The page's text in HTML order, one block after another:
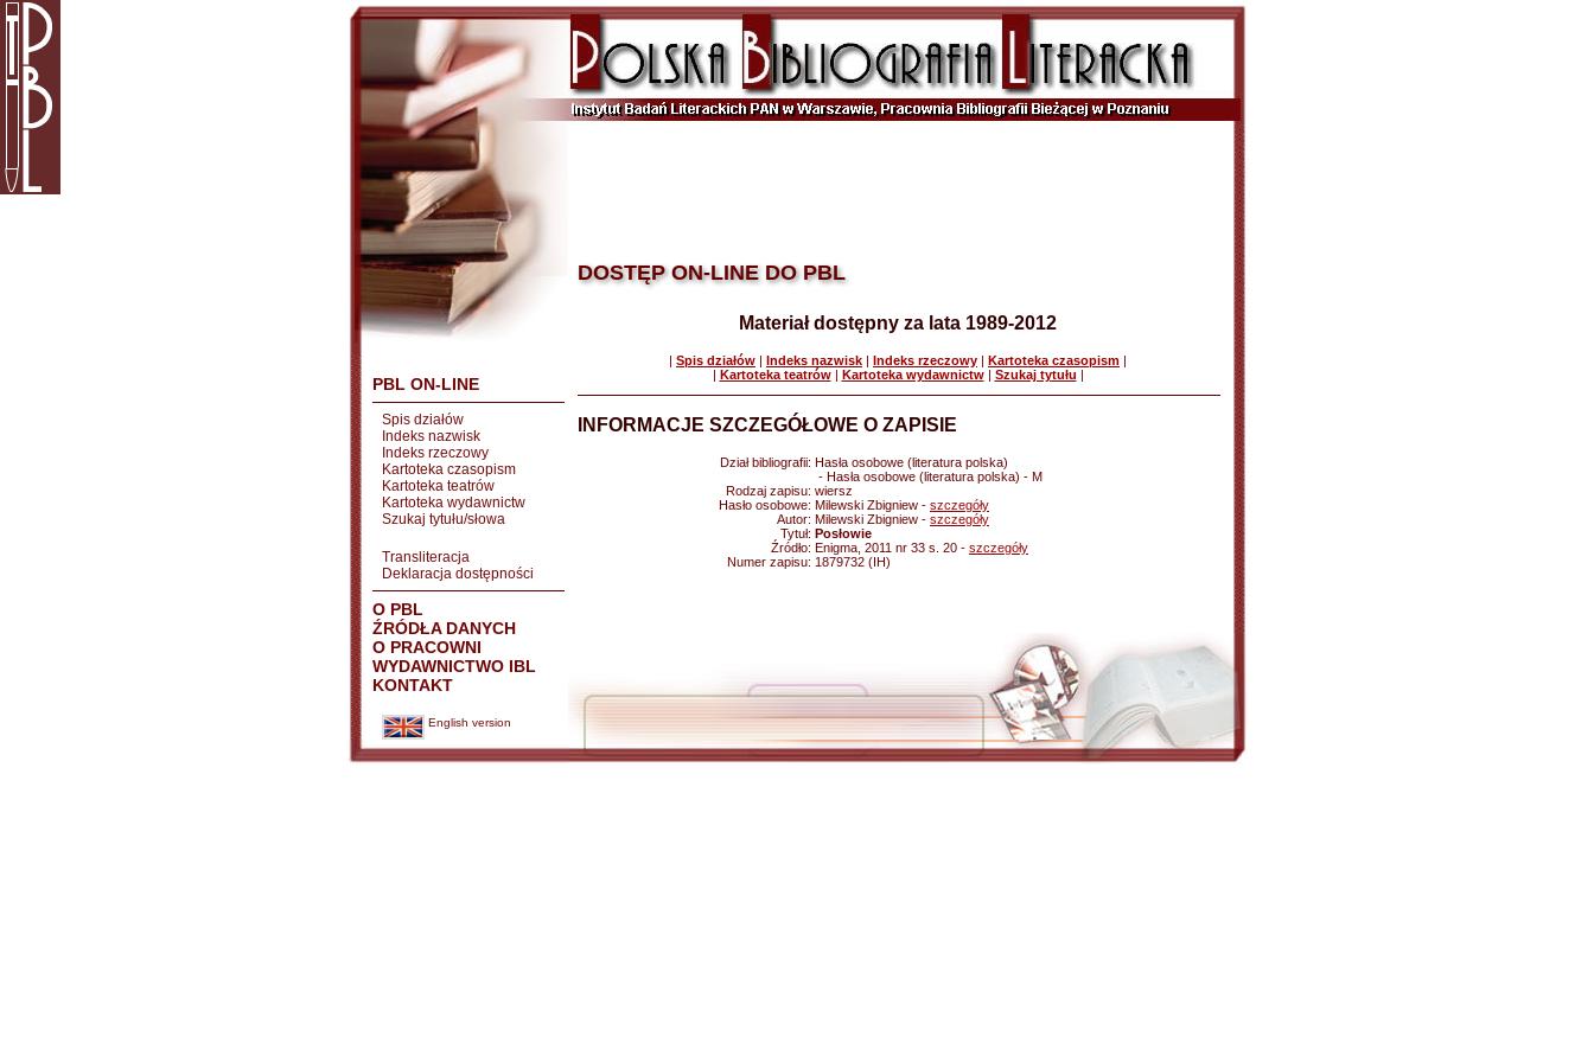
PBL ON-LINE
Spis działów
Indeks nazwisk
Indeks rzeczowy
Kartoteka czasopism
Kartoteka teatrów
Kartoteka wydawnictw
Szukaj tytułu/słowa
Transliteracja
Deklaracja dostępności
O PBL
ŹRÓDŁA DANYCH
O PRACOWNI
WYDAWNICTWO IBL
KONTAKT
English version
DOSTĘP ON-LINE DO PBL
Materiał dostępny za lata 1989-2012
| Spis działów | Indeks nazwisk | Indeks rzeczowy | Kartoteka czasopism |
| Kartoteka teatrów| Kartoteka wydawnictw| Szukaj tytułu |
INFORMACJE SZCZEGÓŁOWE O ZAPISIE
Dział bibliografii: Hasła osobowe (literatura polska)
- Hasła osobowe (literatura polska) - M
Rodzaj zapisu: wiersz
Hasło osobowe: Milewski Zbigniew - szczegóły
Autor: Milewski Zbigniew - szczegóły
Tytuł: Posłowie
Źródło: Enigma, 2011 nr 33 s. 20 - szczegóły
Numer zapisu: 1879732 (IH)